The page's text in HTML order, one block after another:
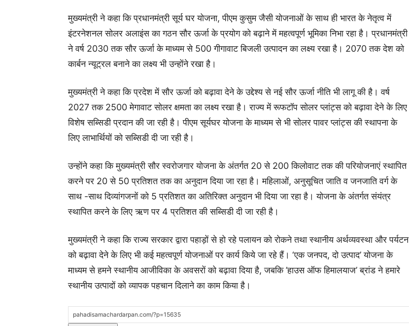
मुख्यमंत्री ने कहा कि प्रधानमंत्री सूर्य घर योजना, पीएम कुसुम जैसी योजनाओं के साथ ही भारत के नेतृत्व में
इंटरनेशनल सोलर अलाइंस का गठन सौर ऊर्जा के प्रयोग को बढ़ाने में महत्वपूर्ण भूमिका निभा रहा है। प्रधानमंत्री
ने वर्ष 2030 तक सौर ऊर्जा के माध्यम से 500 गीगावाट बिजली उत्पादन का लक्ष्य रखा है। 2070 तक देश को
कार्बन न्यूट्रल बनाने का लक्ष्य भी उन्होंने रखा है।
मुख्यमंत्री ने कहा कि प्रदेश में सौर ऊर्जा को बढ़ावा देने के उद्देश्य से नई सौर ऊर्जा नीति भी लागू की है। वर्ष
2027 तक 2500 मेगावाट सोलर क्षमता का लक्ष्य रखा है। राज्य में रूफटॉप सोलर प्लांट्स को बढ़ावा देने के लिए
विशेष सब्सिडी प्रदान की जा रही है। पीएम सूर्यघर योजना के माध्यम से भी सोलर पावर प्लांट्स की स्थापना के
लिए लाभार्थियों को सब्सिडी दी जा रही है।
उन्होंने कहा कि मुख्यमंत्री सौर स्वरोजगार योजना के अंतर्गत 20 से 200 किलोवाट तक की परियोजनाएं स्थापित
करने पर 20 से 50 प्रतिशत तक का अनुदान दिया जा रहा है। महिलाओं, अनुसूचित जाति व जनजाति वर्ग के
साथ -साथ दिव्यांगजनों को 5 प्रतिशत का अतिरिक्त अनुदान भी दिया जा रहा है। योजना के अंतर्गत संयंत्र
स्थापित करने के लिए ऋण पर 4 प्रतिशत की सब्सिडी दी जा रही है।
मुख्यमंत्री ने कहा कि राज्य सरकार द्वारा पहाड़ों से हो रहे पलायन को रोकने तथा स्थानीय अर्थव्यवस्था और पर्यटन
को बढ़ावा देने के लिए भी कई महत्वपूर्ण योजनाओं पर कार्य किये जा रहे हैं। ‘एक जनपद, दो उत्पाद’ योजना के
माध्यम से हमने स्थानीय आजीविका के अवसरों को बढ़ावा दिया है, जबकि ’हाउस ऑफ हिमालयाज’ ब्रांड ने हमारे
स्थानीय उत्पादों को व्यापक पहचान दिलाने का काम किया है।